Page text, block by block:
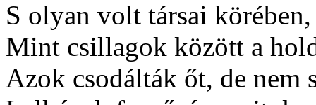
S olyan volt társai körében,
Mint csillagok között a
Azok csodálták őt, de nem